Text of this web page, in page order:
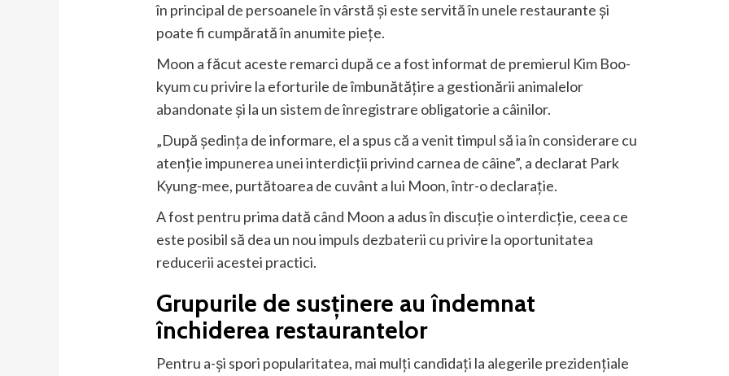
în principal de persoanele în vârstă și este servită în unele restaurante și
poate fi cumpărată în anumite piețe.
Moon a făcut aceste remarci după ce a fost informat de premierul Kim Boo-
kyum cu privire la eforturile de îmbunătățire a gestionării animalelor
abandonate și la un sistem de înregistrare obligatorie a câinilor.
„După ședința de informare, el a spus că a venit timpul să ia în considerare cu
atenție impunerea unei interdicții privind carnea de câine”, a declarat Park
Kyung-mee, purtătoarea de cuvânt a lui Moon, într-o declarație.
A fost pentru prima dată când Moon a adus în discuție o interdicție, ceea ce
este posibil să dea un nou impuls dezbaterii cu privire la oportunitatea
reducerii acestei practici.
Grupurile de susținere au îndemnat
închiderea restaurantelor
Pentru a-și spori popularitatea, mai mulți candidați la alegerile prezidențiale